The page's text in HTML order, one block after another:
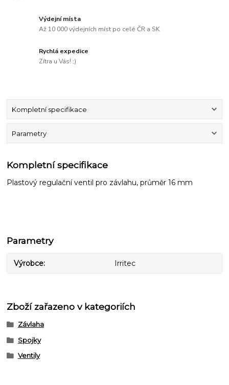
Výdejní místa
Až 10 000 výdejních míst po celé ČR a SK
Rychlá expedice
Zítra u Vás! ;)
Kompletní specifikace
Parametry
Kompletní specifikace
Plastový regulační ventil pro závlahu, průměr 16 mm
Parametry
Výrobce Irritec
Zboží zařazeno v kategoriích
Závlaha
Spojky
Ventily